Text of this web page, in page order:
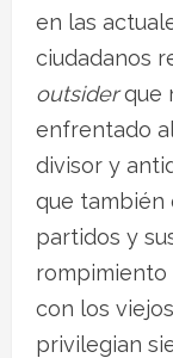
en las
ciudadanos
outsiderque
enfrentado
divisor y
que también
partidos y
rompimiento
con los
privilegian